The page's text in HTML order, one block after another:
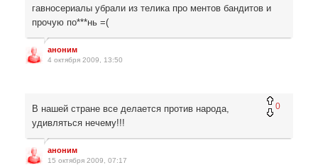
гавносериалы убрали из телика про ментов бандитов и
прочую по***нь =(
аноним
4 октября 2009, 13:50
0
В нашей стране все делается против народа,
удивляться нечему!!!
аноним
15 октября 2009, 07:17